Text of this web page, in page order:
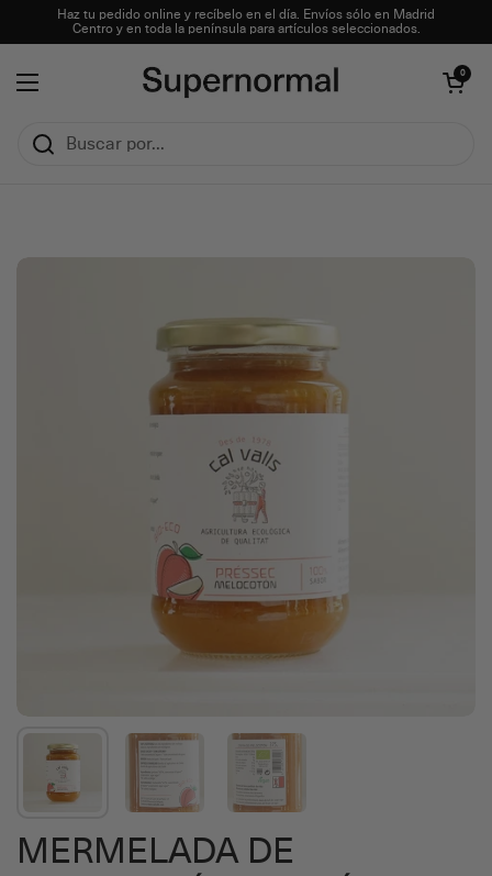
Ir al contenidoHaz tu pedido online y recíbelo en el día. Envíos sólo en Madrid
Centro y en toda la península para artículos seleccionados.
Abrir menú
Abrir carrito
0
MERMELADA DE